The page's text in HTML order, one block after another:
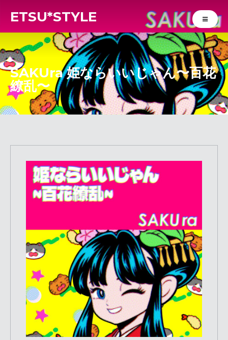
ETSU*STYLE
SAKUra 姫ならいいじゃん〜百花
繚乱〜